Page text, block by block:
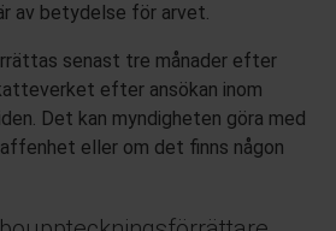
av betydelse för arvet.
senast tre månader efter
efter ansökan inom
Det kan myndigheten göra med
eller om det finns någon